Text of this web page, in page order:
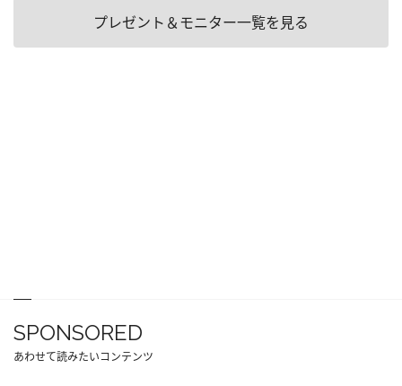
プレゼント＆モニター一覧を見る
SPONSORED
あわせて読みたいコンテンツ